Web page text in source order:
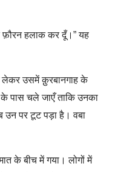
हलाक कर दूँ।” यह
लेकर उसमें क़ुरबानगाह के
पास चले जाएँ ताकि उनका
उन पर टूट पड़ा है। वबा
के बीच में गया। लोगों में